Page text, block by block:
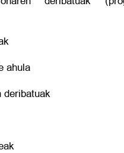
ahula
deribatuak